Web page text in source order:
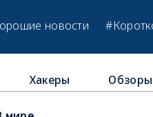
новости
Хакеры Обзоры